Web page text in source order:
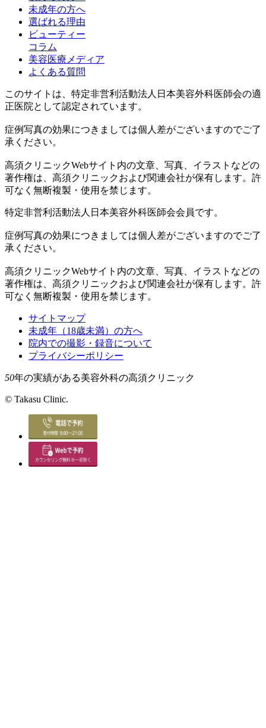
未成年の方へ
選ばれる理由
ビューティー
コラム
美容医療メディア
よくある質問
このサイトは、特定非営利活動法人日本美容外科医師会の適
正医院として認定されています。
症例写真の効果につきましては個人差がございますのでご了
承ください。
高須クリニックWebサイト内の文章、写真、イラストなどの
著作権は、高須クリニックおよび関連会社が保有します。許
可なく無断複製・使用を禁じます。
特定非営利活動法人日本美容外科医師会会員です。
症例写真の効果につきましては個人差がございますのでご了
承ください。
高須クリニックWebサイト内の文章、写真、イラストなどの
著作権は、高須クリニックおよび関連会社が保有します。許
可なく無断複製・使用を禁じます。
サイトマップ
未成年（18歳未満）の方へ
院内での撮影・録音について
プライバシーポリシー
50年の実績がある美容外科の高須クリニック
© Takasu Clinic.